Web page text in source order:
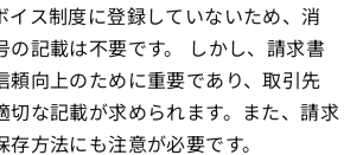
イス制度に登録していないため、消
の記載は不要です。 しかし、請求書
頼向上のために重要であり、取引先
切な記載が求められます。また、請求
方法にも注意が必要です。